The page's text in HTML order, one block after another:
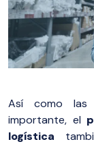
Así como las
importante, el
logística